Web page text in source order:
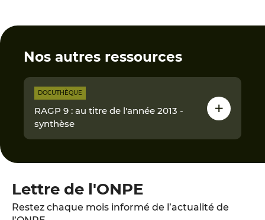
Nos autres ressources
DOCUTHÈQUE
RAGP 9 : au titre de l'année 2013 -
synthèse
Lettre de l'ONPE
Restez chaque mois informé de l’actualité de